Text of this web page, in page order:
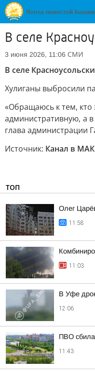
В селе
3 июня 2026, 11:06 СМИ
В селе
Хулиганы выбросили
«Обращаюсь к тем, кто
административную, а
глава администрации
Источник: Канал в
ТОП
Олег
11:58
11:03
В Уфе
12:06
ПВО сбила
11:43